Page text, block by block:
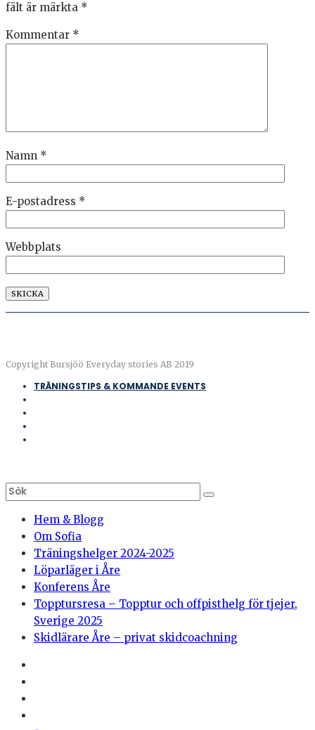
fält är märkta *
Kommentar *
Namn *
E-postadress *
Webbplats
Copyright Bursjöö Everyday stories AB 2019
TRÄNINGSTIPS & KOMMANDE EVENTS
Hem & Blogg
Om Sofia
Träningshelger 2024-2025
Löparläger i Åre
Konferens Åre
Topptursresa – Topptur och offpisthelg för tjejer,
Sverige 2025
Skidlärare Åre – privat skidcoachning